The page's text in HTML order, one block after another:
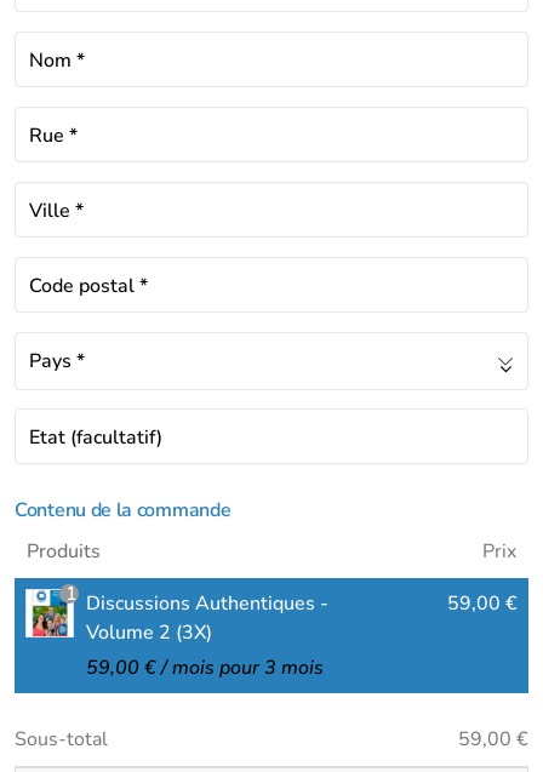
Nom *
Rue *
Ville *
Code postal*
Pays *
Etat (facultatif)
Contenu de la commande
Produits
Prix
1 Discussions Authentiques -
Volume 2 (3X)
59,00 €/ mois pour 3 mois
59,00 €
Sous-total 59,00 €